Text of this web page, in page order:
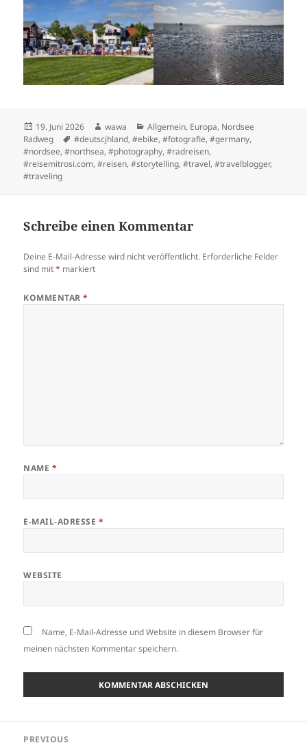
Posted
on
19. Juni 2026 Author
wawa Categories
Allgemein, Europa, Nordsee
Radweg
Tags
#deutscjhland,#ebike,#fotografie,#germany,
#nordsee,#northsea,#photography,#radreisen,
#reisemitrosi.com,#reisen,#storytelling,#travel,#travelblogger,
#traveling
Schreibe einen Kommentar
Deine E-Mail-Adresse wird nicht veröffentlicht. Erforderliche Felder
sind mit* markiert
KOMMENTAR*
NAME *
E-MAIL-ADRESSE *
WEBSITE
Name, E-Mail-Adresse und Website in diesem Browser für
meinen nächsten Kommentar speichern.
PREVIOUS